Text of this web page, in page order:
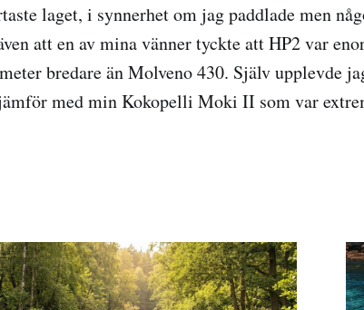
laget, i synnerhet om jag paddlade men
att en av mina vänner tyckte att HP2 var
bredare än Molveno 430. Själv upplevde
med min Kokopelli Moki II som var